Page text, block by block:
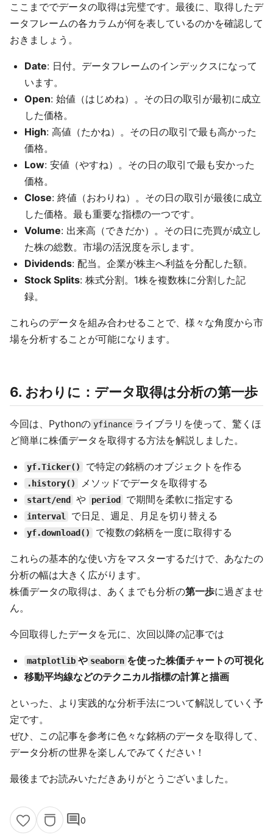
ここまででデータの取得は完璧です。最後に、取得したデ
ータフレームの各カラムが何を表しているのかを確認して
おきましょう。
Date: 日付。データフレームのインデックスになって
います。
Open: 始値（はじめね）。その日の取引が最初に成立
した価格。
High: 高値（たかね）。その日の取引で最も高かった
価格。
Low: 安値（やすね）。その日の取引で最も安かった
価格。
Close: 終値（おわりね）。その日の取引が最後に成立
した価格。最も重要な指標の一つです。
Volume: 出来高（できだか）。その日に売買が成立し
た株の総数。市場の活況度を示します。
Dividends: 配当。企業が株主へ利益を分配した額。
Stock Splits: 株式分割。1株を複数株に分割した記
録。
これらのデータを組み合わせることで、様々な角度から市
場を分析することが可能になります。
6. おわりに：データ取得は分析の第一歩
今回は、Pythonの yfinance ライブラリを使って、驚くほ
ど簡単に株価データを取得する方法を解説しました。
yf.Ticker() で特定の銘柄のオブジェクトを作る
.history() メソッドでデータを取得する
start/end や period で期間を柔軟に指定する
interval で日足、週足、月足を切り替える
yf.download() で複数の銘柄を一度に取得する
これらの基本的な使い方をマスターするだけで、あなたの
分析の幅は大きく広がります。
株価データの取得は、あくまでも分析の第一歩に過ぎませ
ん。
今回取得したデータを元に、次回以降の記事では
matplotlib や seaborn を使った株価チャートの可視化
移動平均線などのテクニカル指標の計算と描画
といった、より実践的な分析手法について解説していく予
定です。
ぜひ、この記事を参考に色々な銘柄のデータを取得して、
データ分析の世界を楽しんでみてください！
最後までお読みいただきありがとうございました。
comment0